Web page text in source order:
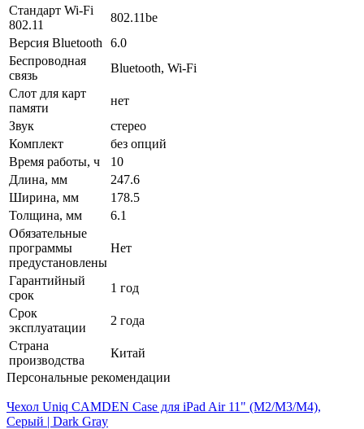
Стандарт Wi-Fi
802.11
802.11be
Версия Bluetooth
6.0
Беспроводная
связь
Bluetooth, Wi-Fi
Слот для карт
памяти
нет
Звук
стерео
Комплект
без опций
Время работы, ч
10
Длина, мм
247.6
Ширина, мм
178.5
Толщина, мм
6.1
Обязательные
программы
предустановлены
Нет
Гарантийный
срок
1 год
Срок
эксплуатации
2 года
Страна
производства
Китай
Персональные рекомендации
Чехол Uniq CAMDEN Case для iPad Air 11" (M2/M3/M4),
Серый | Dark Gray